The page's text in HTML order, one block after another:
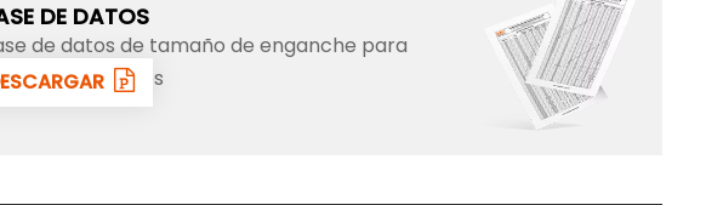
DE DATOS
de datos de tamaño de enganche para
excavadores